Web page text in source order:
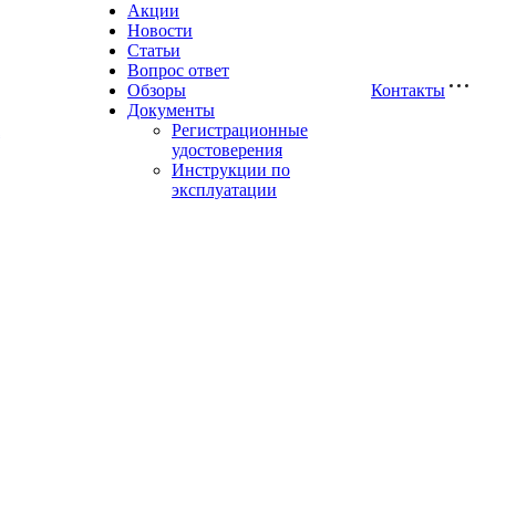
Акции
Новости
Статьи
Вопрос ответ
Обзоры
Документы
Регистрационные
удостоверения
Инструкции по
эксплуатации
Контакты